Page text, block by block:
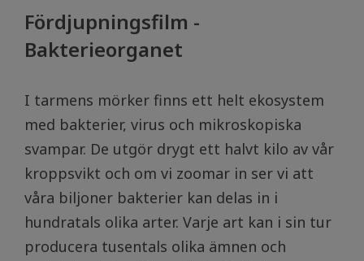
Fördjupningsfilm -
Bakterieorganet
I tarmens mörker finns ett helt ekosystem
med bakterier, virus och mikroskopiska
svampar. De utgör drygt ett halvt kilo av vår
kroppsvikt och om vi zoomar in ser vi att
våra biljoner bakterier kan delas in i
hundratals olika arter. Varje art kan i sin tur
producera tusentals olika ämnen och